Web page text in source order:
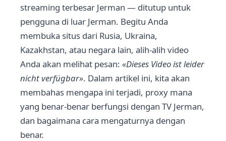
streaming terbesar Jerman — ditutup untuk
pengguna di luar Jerman. Begitu Anda
membuka situs dari Rusia, Ukraina,
Kazakhstan, atau negara lain, alih-alih video
Anda akan melihat pesan: «Dieses Video ist leider
nicht verfügbar». Dalam artikel ini, kita akan
membahas mengapa ini terjadi, proxy mana
yang benar-benar berfungsi dengan TV Jerman,
dan bagaimana cara mengaturnya dengan
benar.